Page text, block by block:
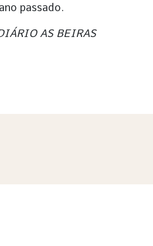
passado.
AS BEIRAS